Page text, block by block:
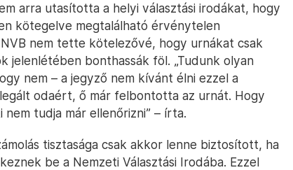
arra utasította a helyi választási irodákat, hogy
kötegelve megtalálható érvénytelen
nem tette kötelezővé, hogy urnákat csak
jelenlétében bonthassák föl. „Tudunk olyan
nem – a jegyző nem kívánt élni ezzel a
odaért, ő már felbontotta az urnát. Hogy
tudja már ellenőrizni” – írta.
tisztasága csak akkor lenne biztosított, ha
be a Nemzeti Választási Irodába. Ezzel